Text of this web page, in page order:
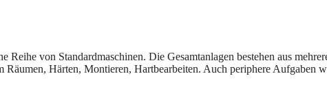
von Standardmaschinen. Die Gesamtanlagen bestehen aus
Härten, Montieren, Hartbearbeiten. Auch periphere Aufgaben